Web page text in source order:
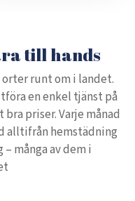
till hands
runt om i landet.
en enkel tjänst på
priser. Varje månad
alltifrån hemstädning
många av dem i